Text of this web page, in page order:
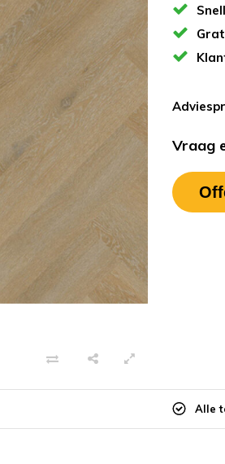
Vraag
Alle